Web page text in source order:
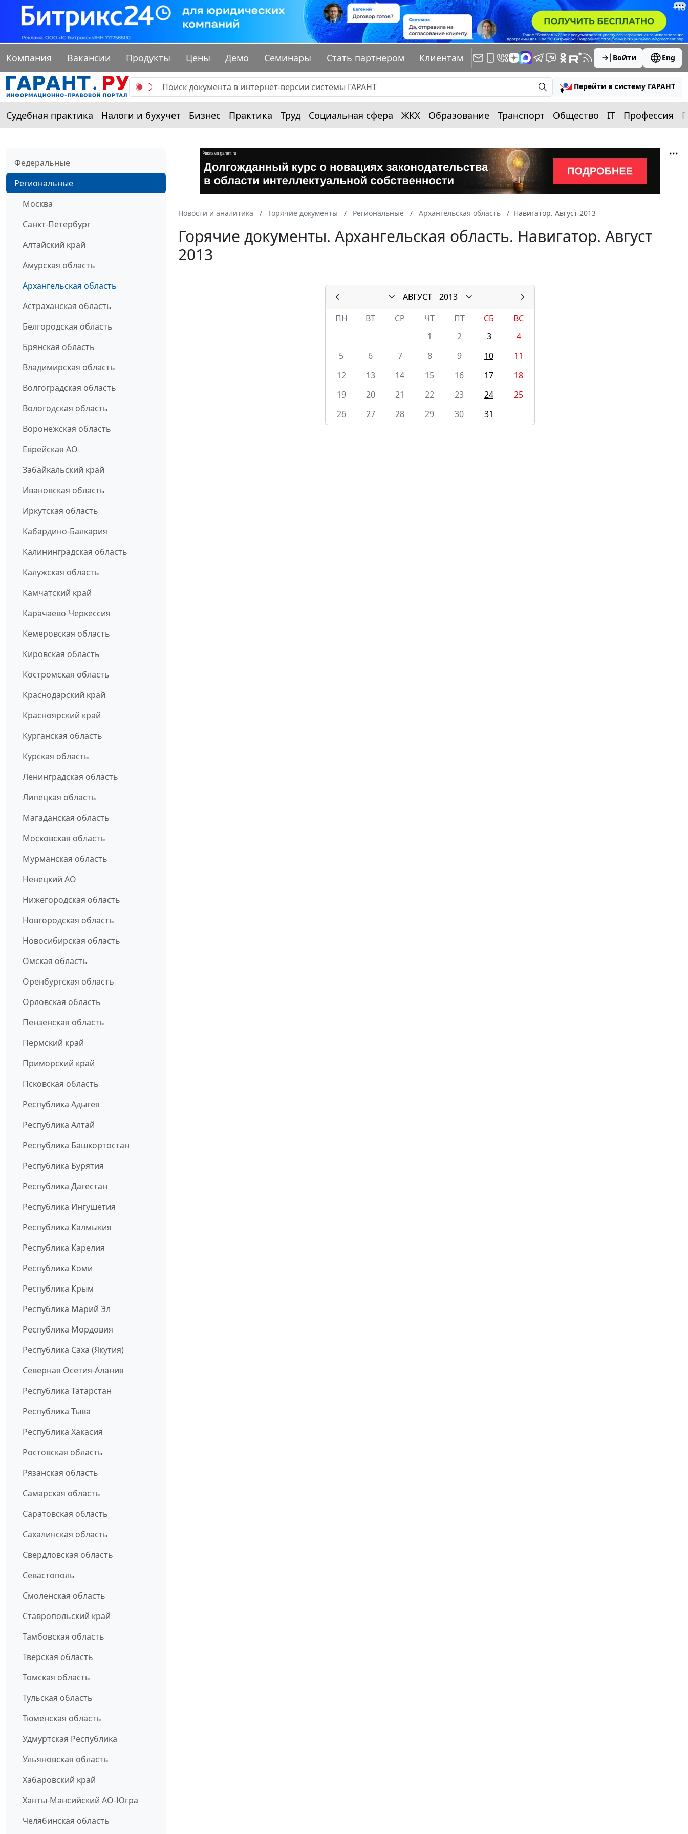
Компания Вакансии Продукты Цены Демо Семинары Стать партнером Клиентам Войти Eng
Перейти в систему ГАРАНТ
Судебная практика Налоги и бухучет Бизнес Практика Труд Социальная сфера ЖКХ Образование Транспорт Общество IT Профессия
Федеральные
Региональные
Москва
Санкт-Петербург
Алтайский край
Амурская область
Архангельская область
Астраханская область
Белгородская область
Брянская область
Владимирская область
Волгоградская область
Вологодская область
Воронежская область
Еврейская АО
Забайкальский край
Ивановская область
Иркутская область
Кабардино-Балкария
Калининградская область
Калужская область
Камчатский край
Карачаево-Черкессия
Кемеровская область
Кировская область
Костромская область
Краснодарский край
Красноярский край
Курганская область
Курская область
Ленинградская область
Липецкая область
Магаданская область
Московская область
Мурманская область
Ненецкий АО
Нижегородская область
Новгородская область
Новосибирская область
Омская область
Оренбургская область
Орловская область
Пензенская область
Пермский край
Приморский край
Псковская область
Республика Адыгея
Республика Алтай
Республика Башкортостан
Республика Бурятия
Республика Дагестан
Республика Ингушетия
Республика Калмыкия
Республика Карелия
Республика Коми
Республика Крым
Республика Марий Эл
Республика Мордовия
Республика Саха (Якутия)
Северная Осетия-Алания
Республика Татарстан
Республика Тыва
Республика Хакасия
Ростовская область
Рязанская область
Самарская область
Саратовская область
Сахалинская область
Свердловская область
Севастополь
Смоленская область
Ставропольский край
Тамбовская область
Тверская область
Томская область
Тульская область
Тюменская область
Удмуртская Республика
Ульяновская область
Хабаровский край
Ханты-Мансийский АО-Югра
Челябинская область
Новости и аналитика Горячие документы Региональные Архангельская область Навигатор. Август 2013
Горячие документы. Архангельская область. Навигатор. Август
2013
АВГУСТ
2013
ПН
ВТ СР ЧТ ПТ СБ
ВС
1
2 3
4
5
6 7 8 9 10
11
12
13 14 15 16 17
18
19
20 21 22 23 24
25
26
27 28 29 30 31